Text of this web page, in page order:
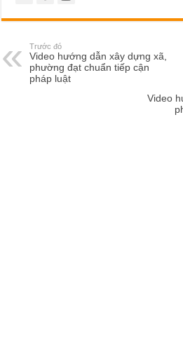
Trước đó
Video hướng dẫn xây dựng xã,
phường đạt chuẩn tiếp cận
pháp luật
Video